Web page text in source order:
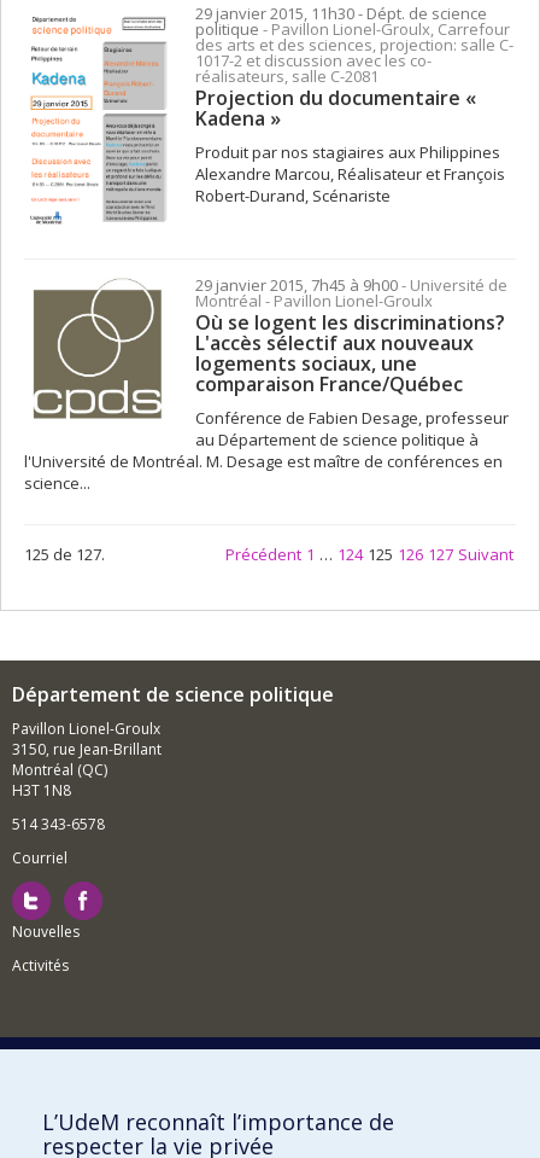
29 janvier 2015, 11h30- Dépt. de science
politique- Pavillon Lionel-Groulx, Carrefour
des arts et des sciences, projection: salle C-
1017-2 et discussion avec les co-
réalisateurs, salle C-2081
Projection du documentaire «
Kadena »
Produit par nos stagiaires aux Philippines
Alexandre Marcou, Réalisateur et François
Robert-Durand, Scénariste
29 janvier 2015, 7h45 à 9h00- Université de
Montréal - Pavillon Lionel-Groulx
Où se logent les discriminations?
L'accès sélectif aux nouveaux
logements sociaux, une
comparaison France/Québec
Conférence de Fabien Desage, professeur
au Département de science politique à
l'Université de Montréal. M. Desage est maître de conférences en
science...
125 de 127. Précédent 1 … 124 125 126 127 Suivant
Département de science politique
Pavillon Lionel-Groulx
3150, rue Jean-Brillant
Montréal (QC)
H3T 1N8
514 343-6578
Courriel
Nouvelles
Activités
Comment soutenir le Département?
L’UdeM reconnaît l’importance de
respecter la vie privée